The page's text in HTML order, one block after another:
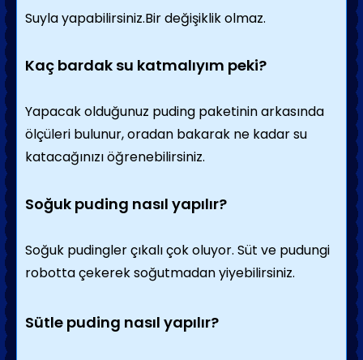
Suyla yapabilirsiniz.Bir değişiklik olmaz.
Kaç bardak su katmalıyım peki?
Yapacak olduğunuz puding paketinin arkasında
ölçüleri bulunur, oradan bakarak ne kadar su
katacağınızı öğrenebilirsiniz.
Soğuk puding nasıl yapılır?
Soğuk pudingler çıkalı çok oluyor. Süt ve pudungi
robotta çekerek soğutmadan yiyebilirsiniz.
Sütle puding nasıl yapılır?